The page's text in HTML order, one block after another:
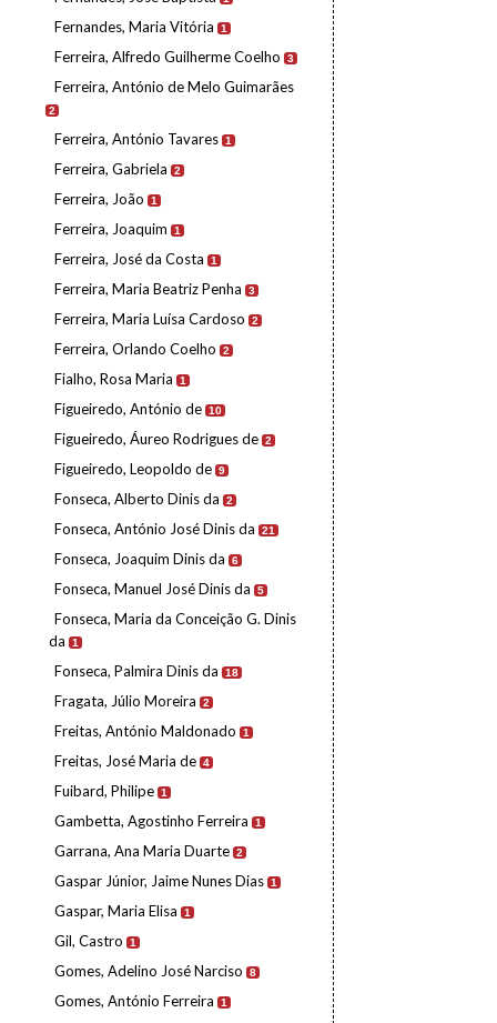
Fernandes, Maria Vitória 1
Ferreira, Alfredo Guilherme Coelho 3
Ferreira, António de Melo Guimarães
2
Ferreira, António Tavares 1
Ferreira, Gabriela 2
Ferreira, João 1
Ferreira, Joaquim 1
Ferreira, José da Costa 1
Ferreira, Maria Beatriz Penha 3
Ferreira, Maria Luísa Cardoso 2
Ferreira, Orlando Coelho 2
Fialho, Rosa Maria 1
Figueiredo, António de 10
Figueiredo, Áureo Rodrigues de 2
Figueiredo, Leopoldo de 9
Fonseca, Alberto Dinis da 2
Fonseca, António José Dinis da 21
Fonseca, Joaquim Dinis da 6
Fonseca, Manuel José Dinis da 5
Fonseca, Maria da Conceição G. Dinis
da
1
Fonseca, Palmira Dinis da 18
Fragata, Júlio Moreira 2
Freitas, António Maldonado 1
Freitas, José Maria de 4
Fuibard, Philipe 1
Gambetta, Agostinho Ferreira 1
Garrana, Ana Maria Duarte 2
Gaspar Júnior, Jaime Nunes Dias 1
Gaspar, Maria Elisa 1
Gil, Castro 1
Gomes, Adelino José Narciso 8
Gomes, António Ferreira 1